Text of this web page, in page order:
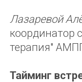
Лазаревой
координатор
терапия"
Тайминг